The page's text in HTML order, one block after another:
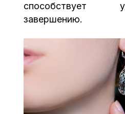
способствует
завершению.